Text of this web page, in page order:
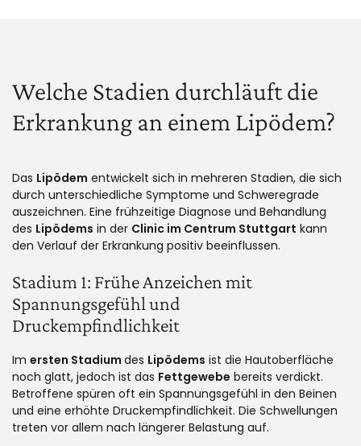
Welche Stadien durchläuft die
Erkrankung an einem Lipödem?
Das Lipödem entwickelt sich in mehreren Stadien, die sich
durch unterschiedliche Symptome und Schweregrade
auszeichnen. Eine frühzeitige Diagnose und Behandlung
des Lipödems in der Clinic im Centrum Stuttgart kann
den Verlauf der Erkrankung positiv beeinflussen.
Stadium 1: Frühe Anzeichen mit
Spannungsgefühl und
Druckempfindlichkeit
Im ersten Stadium des Lipödems ist die Hautoberfläche
noch glatt, jedoch ist das Fettgewebe bereits verdickt.
Betroffene spüren oft ein Spannungsgefühl in den Beinen
und eine erhöhte Druckempfindlichkeit. Die Schwellungen
treten vor allem nach längerer Belastung auf.